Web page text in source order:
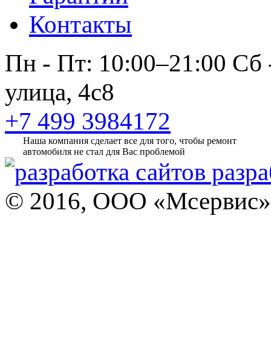
Контакты
Пн - Пт: 10:00–21:00 Сб
улица, 4с8
+7 499 3984172
Наша компания сделает все для того, чтобы ремонт
автомобиля не стал для Вас проблемой
© 2016, ООО